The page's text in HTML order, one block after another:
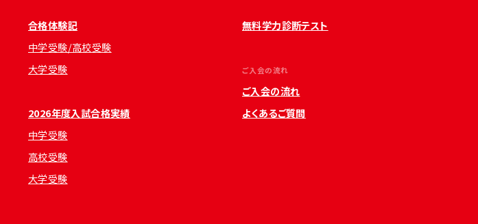
合格体験記
中学受験/高校受験
大学受験
2026年度入試合格実績
中学受験
高校受験
大学受験
無料学力診断テスト
ご入会の流れ
ご入会の流れ
よくあるご質問